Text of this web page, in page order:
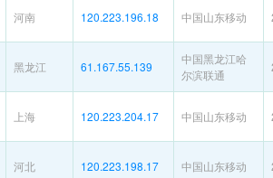
河南 120.223.196.18 中国山东移动
黑龙江 61.167.55.139
中国黑龙江哈
尔滨联通
上海 120.223.204.17 中国山东移动
河北 120.223.198.17 中国山东移动